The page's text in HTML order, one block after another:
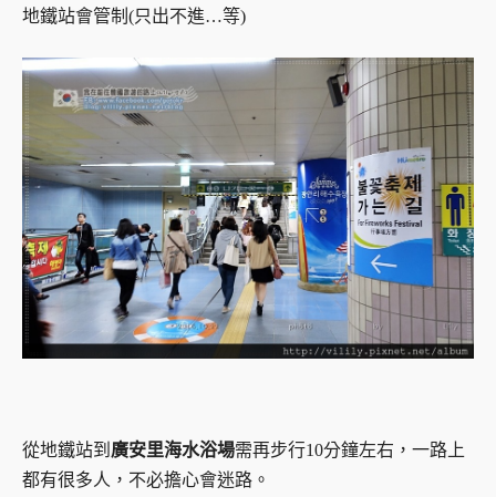
地鐵站會管制(只出不進…等)
從地鐵站到 廣安里海水浴場需再步行10分鐘左右，一路上
都有很多人，不必擔心會迷路。